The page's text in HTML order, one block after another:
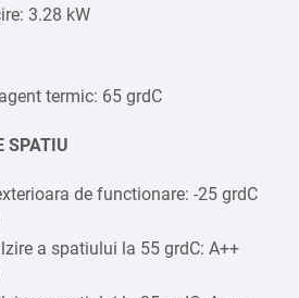
3.28 kW
termic: 65 grdC
SPATIU
de functionare: -25 grdC
a spatiului la 55 grdC: A++